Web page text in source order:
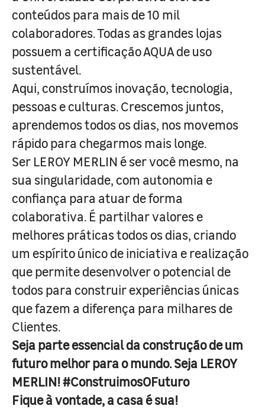
conteúdos para mais de 10 mil
colaboradores. Todas as grandes lojas
possuem a certificação AQUA de uso
sustentável.
Aqui, construímos inovação, tecnologia,
pessoas e culturas. Crescemos juntos,
aprendemos todos os dias, nos movemos
rápido para chegarmos mais longe.
Ser LEROY MERLIN é ser você mesmo, na
sua singularidade, com autonomia e
confiança para atuar de forma
colaborativa. É partilhar valores e
melhores práticas todos os dias, criando
um espírito único de iniciativa e realização
que permite desenvolver o potencial de
todos para construir experiências únicas
que fazem a diferença para milhares de
Clientes.
Seja parte essencial da construção de um
futuro melhor para o mundo. Seja LEROY
MERLIN! #ConstruimosOFuturo
Fique à vontade, a casa é sua!